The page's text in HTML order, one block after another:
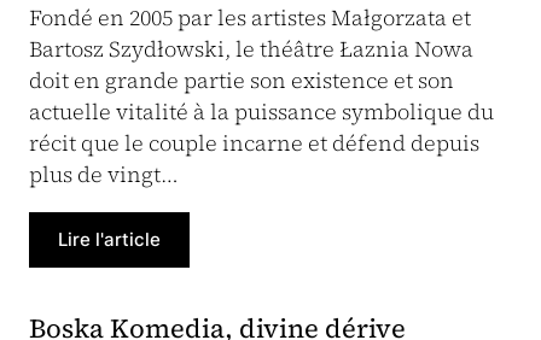
Fondé en 2005 par les artistes Małgorzata et
Bartosz Szydłowski, le théâtre Łaznia Nowa
doit en grande partie son existence et son
actuelle vitalité à la puissance symbolique du
récit que le couple incarne et défend depuis
plus de vingt…
Lire l'article
Boska Komedia, divine dérive